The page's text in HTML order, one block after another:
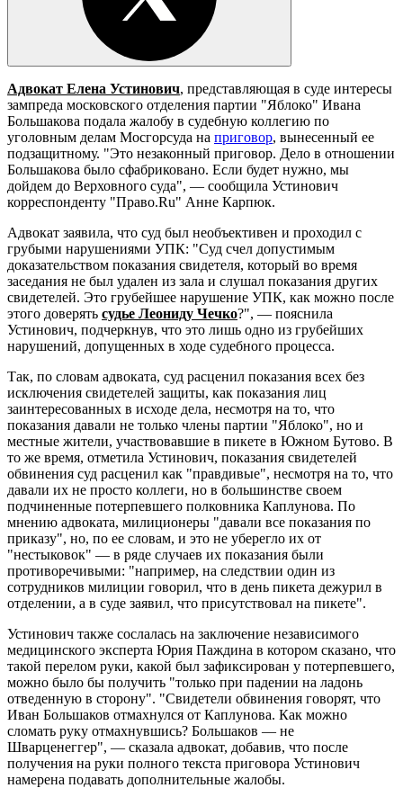
Адвокат Елена Устинович, представляющая в суде интересы
зампреда московского отделения партии "Яблоко" Ивана
Большакова подала жалобу в судебную коллегию по
уголовным делам Мосгорсуда на приговор, вынесенный ее
подзащитному. "Это незаконный приговор. Дело в отношении
Большакова было сфабриковано. Если будет нужно, мы
дойдем до Верховного суда", — сообщила Устинович
корреспонденту "Право.Ru" Анне Карпюк.
Адвокат заявила, что суд был необъективен и проходил с
грубыми нарушениями УПК: "Суд счел допустимым
доказательством показания свидетеля, который во время
заседания не был удален из зала и слушал показания других
свидетелей. Это грубейшее нарушение УПК, как можно после
этого доверять судье Леониду Чечко?", — пояснила
Устинович, подчеркнув, что это лишь одно из грубейших
нарушений, допущенных в ходе судебного процесса.
Так, по словам адвоката, суд расценил показания всех без
исключения свидетелей защиты, как показания лиц
заинтересованных в исходе дела, несмотря на то, что
показания давали не только члены партии "Яблоко", но и
местные жители, участвовавшие в пикете в Южном Бутово. В
то же время, отметила Устинович, показания свидетелей
обвинения суд расценил как "правдивые", несмотря на то, что
давали их не просто коллеги, но в большинстве своем
подчиненные потерпевшего полковника Каплунова. По
мнению адвоката, милиционеры "давали все показания по
приказу", но, по ее словам, и это не уберегло их от
"нестыковок" — в ряде случаев их показания были
противоречивыми: "например, на следствии один из
сотрудников милиции говорил, что в день пикета дежурил в
отделении, а в суде заявил, что присутствовал на пикете".
Устинович также сослалась на заключение независимого
медицинского эксперта Юрия Паждина в котором сказано, что
такой перелом руки, какой был зафиксирован у потерпевшего,
можно было бы получить "только при падении на ладонь
отведенную в сторону". "Свидетели обвинения говорят, что
Иван Большаков отмахнулся от Каплунова. Как можно
сломать руку отмахнувшись? Большаков — не
Шварценеггер", — сказала адвокат, добавив, что после
получения на руки полного текста приговора Устинович
намерена подавать дополнительные жалобы.